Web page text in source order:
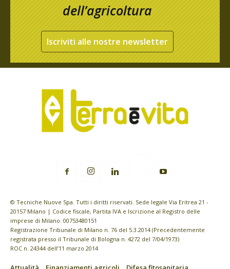
dell’agricoltura
Iscriviti alle nostre newsletter
© Tecniche Nuove Spa. Tutti i diritti riservati. Sede legale Via Eritrea 21 -
20157 Milano | Codice fiscale, Partita IVA e Iscrizione al Registro delle
imprese di Milano: 00753480151
Registrazione Tribunale di Milano n. 76 del 5.3.2014 (Precedentemente
registrata presso il Tribunale di Bologna n. 4272 del 7/04/1973)
ROC n. 24344 dell’11 marzo 2014